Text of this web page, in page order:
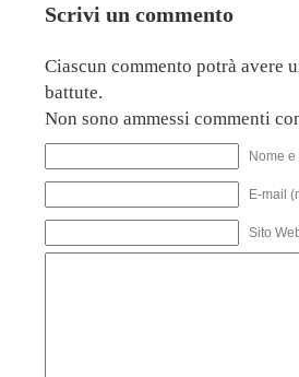
Scrivi un commento
Ciascun commento potrà avere
battute.
Non sono ammessi commenti
Nome
E-mail
Sito